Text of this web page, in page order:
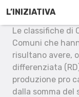
L’INIZIATIVA
Le classifiche di
Comuni che
risultano avere,
differenziata
produzione pro
dalla somma del